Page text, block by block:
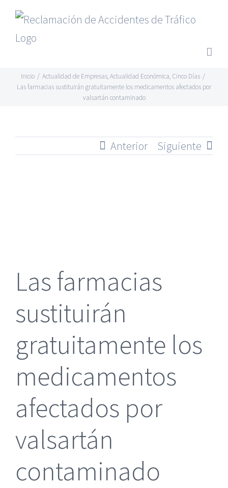
Saltar
contenido
Inicio / Actualidad de Empresas,Actualidad Económica, Cinco Días /
Las farmacias sustituirán gratuitamente los medicamentos afectados por
valsartán contaminado
Anterior Siguiente
Las farmacias
sustituirán
gratuitamente los
medicamentos
afectados por
valsartán
contaminado